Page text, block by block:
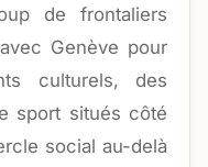
de frontaliers
Genève pour
culturels, des
sport situés côté
social au-delà